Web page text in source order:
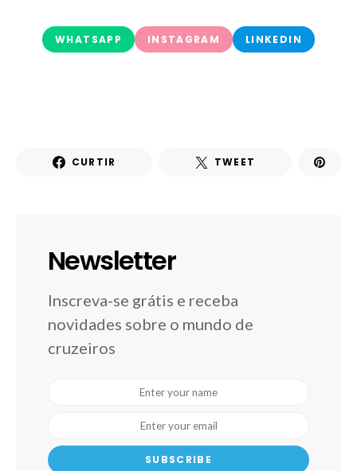
WHATSAPP INSTAGRAM LINKEDIN
CURTIR TWEET
Newsletter
Inscreva-se grátis e receba
novidades sobre o mundo de
cruzeiros
SUBSCRIBE